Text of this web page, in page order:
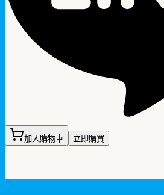
加入購物車 立即購買